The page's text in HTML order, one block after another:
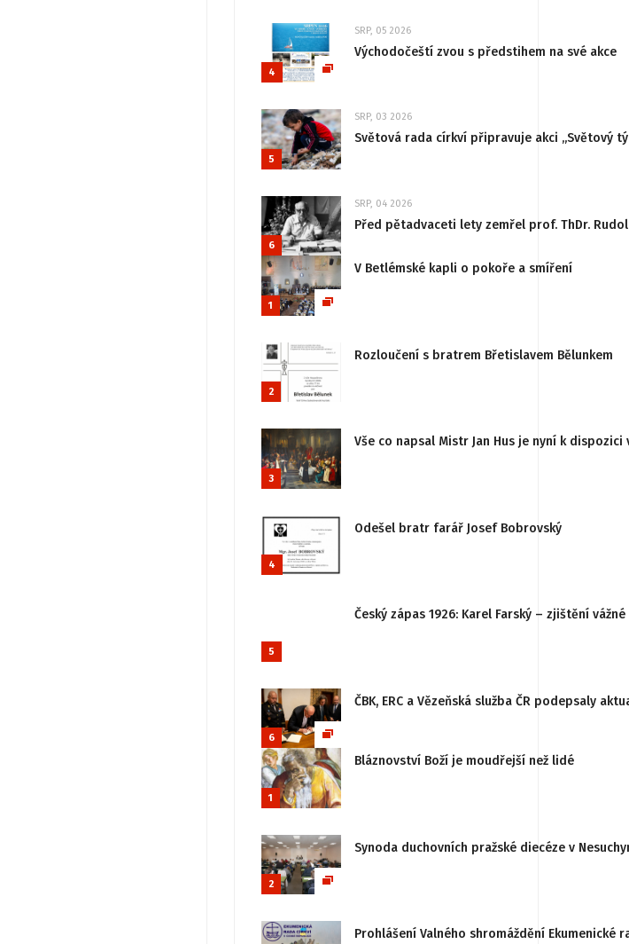
4
SRP, 05 2026
Východočeští zvou s předstihem na své akce
5
SRP, 03 2026
Světová rada církví připravuje akci „Světový
6
SRP, 04 2026
Před pětadvaceti lety zemřel prof. ThDr.
1
V Betlémské kapli o pokoře a smíření
2
Rozloučení s bratrem Břetislavem Bělunkem
3
Vše co napsal Mistr Jan Hus je nyní k
4
Odešel bratr farář Josef Bobrovský
5
Český zápas 1926: Karel Farský – zjištění
6
ČBK, ERC a Vězeňská služba ČR podepsaly
1
Bláznovství Boží je moudřejší než lidé
2
Synoda duchovních pražské diecéze v
Prohlášení Valného shromáždění